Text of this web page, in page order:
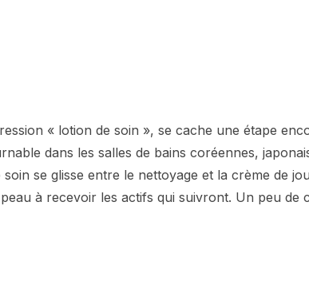
« lotion de soin », se cache une étape
dans les salles de bains coréennes,
soin se glisse entre le nettoyage et la crème de
à recevoir les actifs qui suivront. Un peu de